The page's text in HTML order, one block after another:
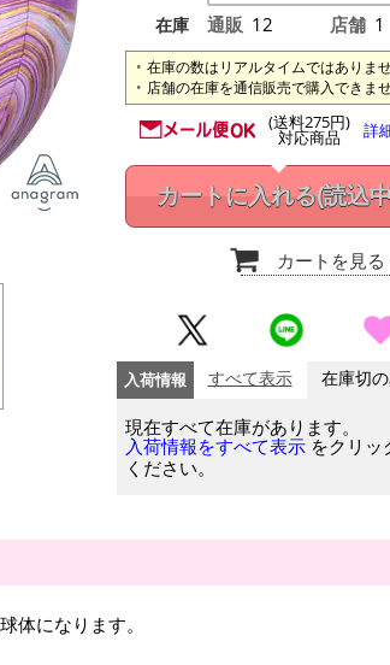
在庫
通販 12 店舗 1
在庫の数はリアルタイムではありませ
店舗の在庫を通信販売で購入できませ
(送料275円)
対応商品 詳
カートに入れる(読込
カートを見る
入荷情報 すべて表示 在庫切
現在すべて在庫があります。
入荷情報をすべて表示 をクリッ
ください。
体になります。